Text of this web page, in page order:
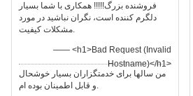
فروشنده بزرگ!!!!! همکاری با شما بسیار
دلگرم کننده است، نگران نباشید در مورد
مشکلات کیفیت.
—— <h1>Bad Request (Invalid
Hostname)</h1>
من سالها برای خدمتگزاران بسیار خوشحال
و قابل اطمینان بوده ام.